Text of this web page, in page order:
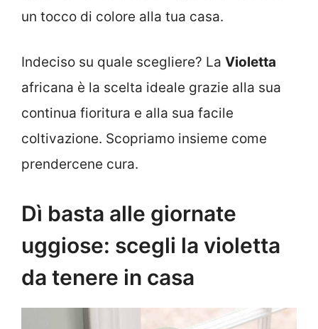
un tocco di colore alla tua casa.
Indeciso su quale scegliere? La Violetta
africana è la scelta ideale grazie alla sua
continua fioritura e alla sua facile
coltivazione. Scopriamo insieme come
prendercene cura.
Dì basta alle giornate
uggiose: scegli la violetta
da tenere in casa